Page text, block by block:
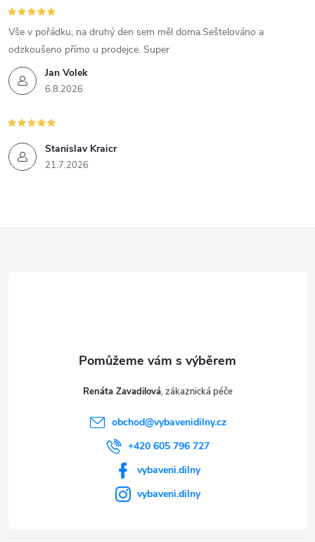
Jan Volek
6.8.2026
Vše v pořádku, na druhý den sem měl doma.Seštelováno a
odzkoušeno přímo u prodejce. Super
Stanislav Kraicr
21.7.2026
Renáta Zavadilová
obchod@vybavenidilny.cz
+420 605 796 727
vybaveni.dilny
vybaveni.dilny